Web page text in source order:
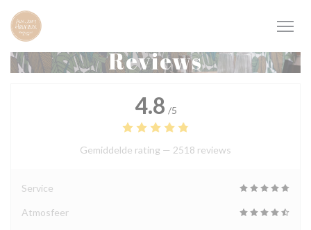
Cookies beheer paneel
Reviews
4.8 /5
Gemiddelde rating — 2518 reviews
Service
Atmosfeer